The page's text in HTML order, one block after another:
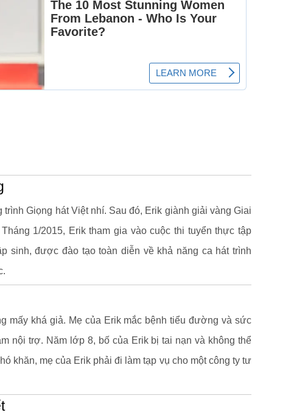
Giọng hát Việt nhí. Sau đó, Erik giành giải vàng Giai
1/2015, Erik tham gia vào cuộc thi tuyển thực tập
sinh, được đào tạo toàn diễn về khả năng ca hát trình
mấy khá giả. Mẹ của Erik mắc bệnh tiểu đường và sức
nội trợ. Năm lớp 8, bố của Erik bị tai nạn và không thể
khăn, mẹ của Erik phải đi làm tạp vụ cho một công ty tư